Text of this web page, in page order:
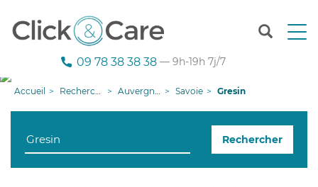
T
n
g
09 78 38 38 38 — 9h-19h 7j/7
Accueil Recherche aide à domicile Auvergne-Rhône-Alpes Savoie Gresin
Rechercher